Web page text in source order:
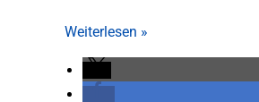
Weiterlesen »